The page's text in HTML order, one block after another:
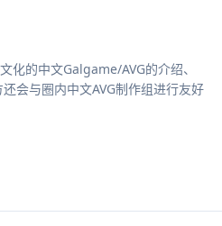
化的中文Galgame/AVG的介绍、
会与圈内中文AVG制作组进行友好